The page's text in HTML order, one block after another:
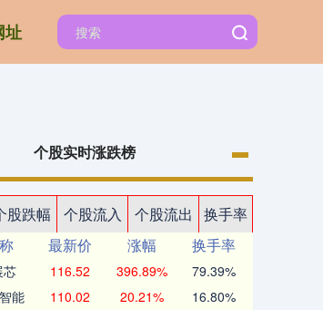
址
个股实时涨跌榜
股跌幅 个股流入 个股流出
换手率
最新价 涨幅
换手率
芯 116.52 396.89% 79.39%
能 110.02 20.21% 16.80%